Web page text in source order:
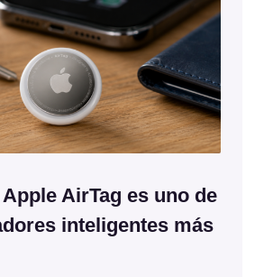
AirTag es uno de
inteligentes más